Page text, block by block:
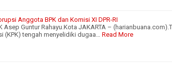
Anggota BPK dan Komisi XI DPR-RI
Asep Guntur Rahayu.Kota JAKARTA –
(KPK) tengah menyelidiki dugaa…
Read More